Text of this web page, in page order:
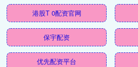
港股T 0配资官网
保宇配资
优先配资平台